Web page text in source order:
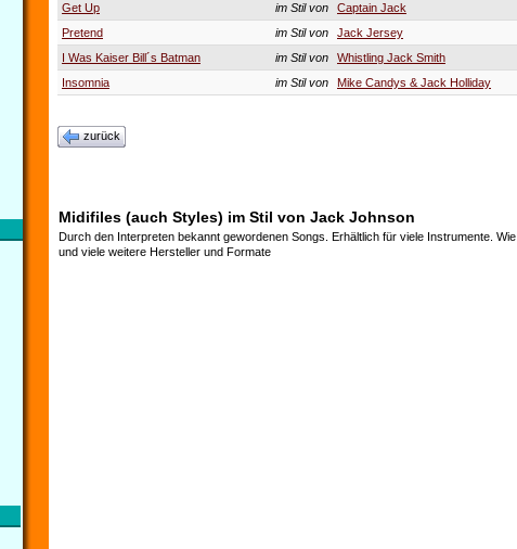
Get Up
im Stil von
Captain Jack
Pretend
im Stil von
Jack Jersey
I Was Kaiser Bill´s Batman
im Stil von
Whistling Jack Smith
Insomnia
im Stil von Mike Candys & Jack Holliday
zurück
Midifiles (auch Styles) im Stil von Jack Johnson
Durch den Interpreten bekannt gewordenen Songs. Erhältlich für viele Instrumente. Wie
und viele weitere Hersteller und Formate